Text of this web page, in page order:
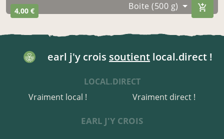
4,00 € Boite (500 g)
earl j'y crois soutient local.direct !
LOCAL.DIRECT
Vraiment local !
Vraiment direct !
EARL J'Y CROIS